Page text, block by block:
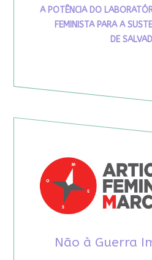
A POTÊNCIA DO
FEMINISTA PARA A
DE
Não à Guerra